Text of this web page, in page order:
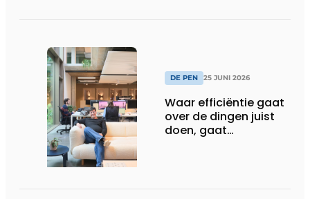
DE PEN 25 JUNI 2026
Waar efficiëntie gaat
over de dingen juist
doen, gaat